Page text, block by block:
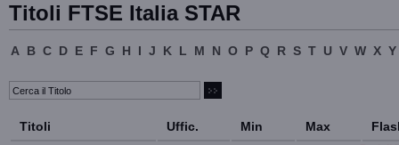
Titoli FTSE Italia STAR
A B C D E F G H I J K L M N O P Q R S T U V W X Y
Titoli Uffic. Min Max